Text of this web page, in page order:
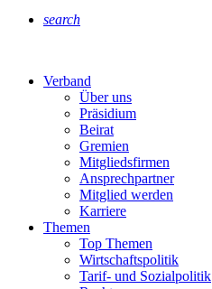
search
Verband
Über uns
Präsidium
Beirat
Gremien
Mitgliedsfirmen
Ansprechpartner
Mitglied werden
Karriere
Themen
Top Themen
Wirtschaftspolitik
Tarif- und Sozialpolitik